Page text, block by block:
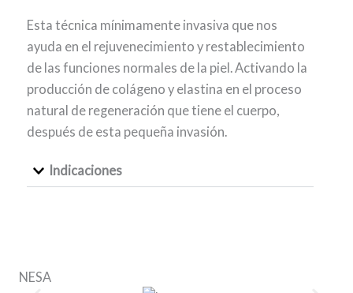
Esta técnica mínimamente invasiva que nos
ayuda en el rejuvenecimiento y restablecimiento
de las funciones normales de la piel. Activando la
producción de colágeno y elastina en el proceso
natural de regeneración que tiene el cuerpo,
después de esta pequeña invasión.
Indicaciones
NESA